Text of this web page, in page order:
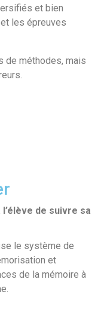
et bien
les épreuves
de méthodes, mais
de suivre sa
le système de
et
de la mémoire à